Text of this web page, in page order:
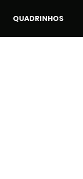
QUADRINHOS